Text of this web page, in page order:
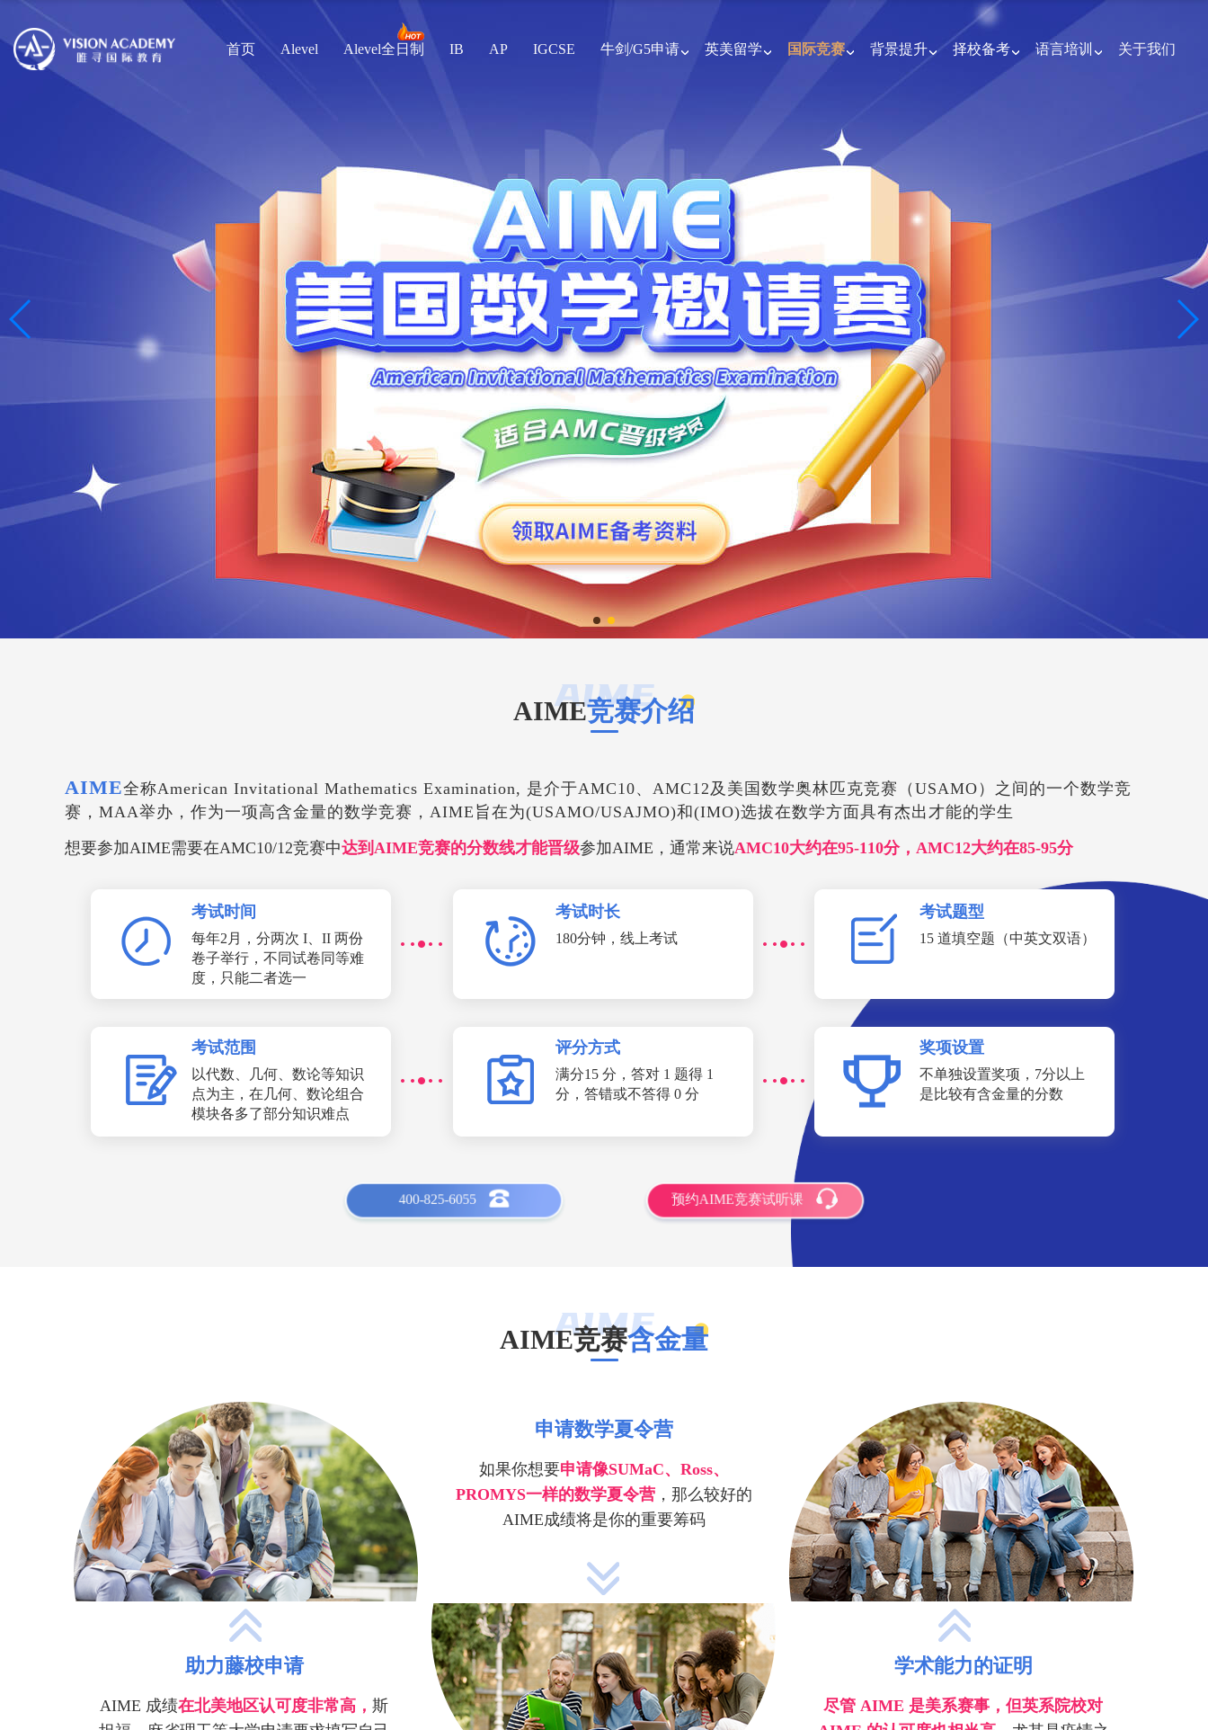
首页 Alevel Alevel全日制 IB AP IGCSE 牛剑/G5申请 英美留学 国际竞赛 背景提升 择校备考 语言培训 关于我们
AIME竞赛介绍
AIME全称American Invitational Mathematics Examination, 是介于AMC10、AMC12及美国数学奥林匹克竞赛（USAMO）之间的一个数学竞
赛，MAA举办，作为一项高含金量的数学竞赛，AIME旨在为(USAMO/USAJMO)和(IMO)选拔在数学方面具有杰出才能的学生
想要参加AIME需要在AMC10/12竞赛中达到AIME竞赛的分数线才能晋级参加AIME，通常来说AMC10大约在95-110分，AMC12大约在85-95分
考试时间
每年2月，分两次 I、II 两份
卷子举行，不同试卷同等难
度，只能二者选一
考试时长
180分钟，线上考试
考试题型
15 道填空题（中英文双语）
考试范围
以代数、几何、数论等知识
点为主，在几何、数论组合
模块各多了部分知识难点
评分方式
满分15 分，答对 1 题得 1
分，答错或不答得 0 分
奖项设置
不单独设置奖项，7分以上
是比较有含金量的分数
400-825-6055 预约AIME竞赛试听课
AIME竞赛含金量
助力藤校申请
AIME 成绩在北美地区认可度非常高，斯
申请数学夏令营
如果你想要申请像SUMaC、Ross、
PROMYS一样的数学夏令营，那么较好的
AIME成绩将是你的重要筹码
学术能力的证明
尽管 AIME 是美系赛事，但英系院校对